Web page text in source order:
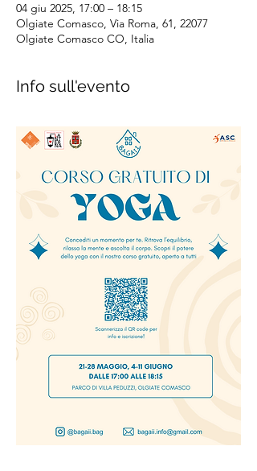
04 giu 2025, 17:00 – 18:15
Olgiate Comasco, Via Roma, 61, 22077
Olgiate Comasco CO, Italia
Info sull'evento